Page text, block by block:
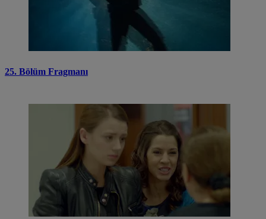
25. Bölüm Fragmanı